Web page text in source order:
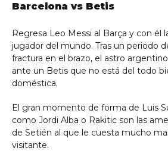
Barcelona vs Betis
Regresa Leo Messi al Barça y con él
jugador del mundo. Tras un periodo
fractura en el brazo, el astro
ante un Betis que no está del todo
doméstica.
El gran momento de forma de Luis
como Jordi Alba o Rakitic son las
de Setién al que le cuesta mucho
visitante.